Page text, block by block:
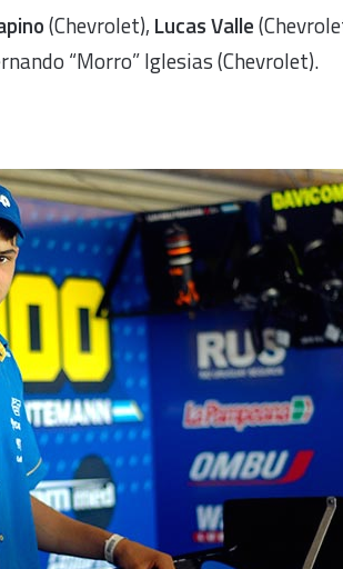
(Chevrolet), Lucas Valle
“Morro” Iglesias (Chevrolet).